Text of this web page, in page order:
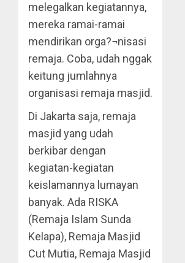
melegalkan kegiatannya,
mereka ramai-ramai
mendirikan orga?¬nisasi
remaja. Coba, udah nggak
keitung jumlahnya
organisasi remaja masjid.
Di Jakarta saja, remaja
masjid yang udah
berkibar dengan
kegiatan-kegiatan
keislamannya lumayan
banyak. Ada RISKA
(Remaja Islam Sunda
Kelapa), Remaja Masjid
Cut Mutia, Remaja Masjid